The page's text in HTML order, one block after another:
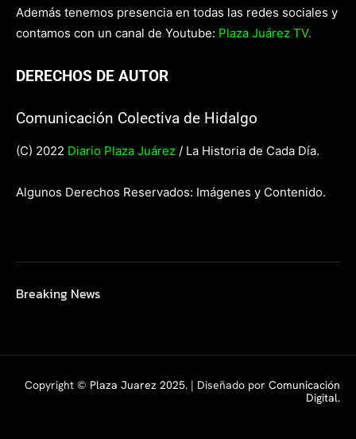
Además tenemos presencia en todas las redes sociales y
contamos con un canal de Youtube: Plaza Juárez TV.
DERECHOS DE AUTOR
Comunicación Colectiva de Hidalgo
(C) 2022 Diario Plaza Juárez / La Historia de Cada Día.
Algunos Derechos Reservados: Imágenes y Contenido.
Breaking News
Copyright © Plaza Juarez 2025. | Diseñado por Comunicación
Digital.